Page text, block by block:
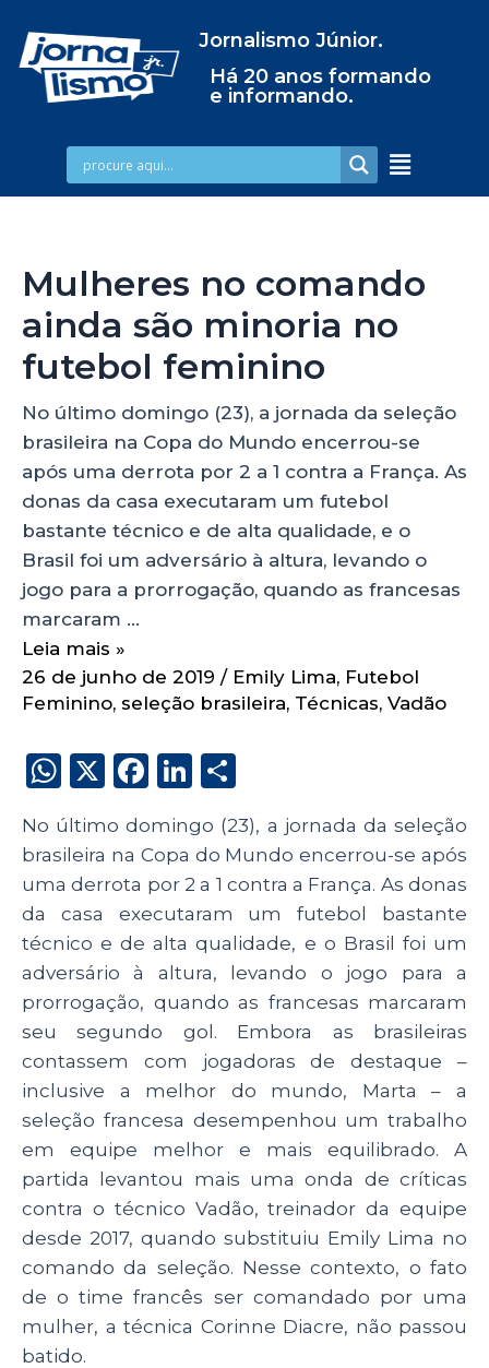
Jornalismo Júnior.
Há 20 anos formando
e informando.
Mulheres no comando
ainda são minoria no
futebol feminino
No último domingo (23), a jornada da seleção
brasileira na Copa do Mundo encerrou-se
após uma derrota por 2 a 1 contra a França. As
donas da casa executaram um futebol
bastante técnico e de alta qualidade, e o
Brasil foi um adversário à altura, levando o
jogo para a prorrogação, quando as francesas
marcaram …
Leia mais »
26 de junho de 2019 / Emily Lima, Futebol
Feminino, seleção brasileira, Técnicas, Vadão
W
a
ts
A
p
p
X
F
c
e
b
o
o
k
Li
k
e
dI
n
a
re
No último domingo (23), a jornada da seleção
brasileira na Copa do Mundo encerrou-se após
uma derrota por 2 a 1 contra a França. As donas
da casa executaram um futebol bastante
técnico e de alta qualidade, e o Brasil foi um
adversário à altura, levando o jogo para a
prorrogação, quando as francesas marcaram
seu segundo gol. Embora as brasileiras
contassem com jogadoras de destaque –
inclusive a melhor do mundo, Marta – a
seleção francesa desempenhou um trabalho
em equipe melhor e mais equilibrado. A
partida levantou mais uma onda de críticas
contra o técnico Vadão, treinador da equipe
desde 2017, quando substituiu Emily Lima no
comando da seleção. Nesse contexto, o fato
de o time francês ser comandado por uma
mulher, a técnica Corinne Diacre, não passou
batido.